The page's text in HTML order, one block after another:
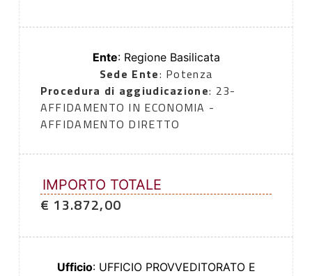
Ente: Regione Basilicata
Sede Ente: Potenza
Procedura di aggiudicazione: 23-
AFFIDAMENTO IN ECONOMIA -
AFFIDAMENTO DIRETTO
IMPORTO TOTALE
€ 13.872,00
Ufficio: UFFICIO PROVVEDITORATO E